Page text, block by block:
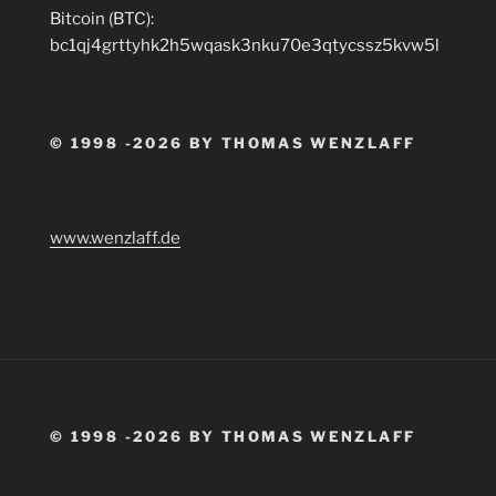
Bitcoin (BTC):
bc1qj4grttyhk2h5wqask3nku70e3qtycssz5kvw5l
© 1998 -2026 BY THOMAS WENZLAFF
www.wenzlaff.de
© 1998 -2026 BY THOMAS WENZLAFF